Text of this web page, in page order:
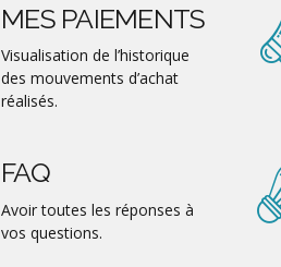
MES PAIEMENTS
Visualisation de l’historique
des mouvements d’achat
réalisés.
FAQ
Avoir toutes les réponses à
vos questions.